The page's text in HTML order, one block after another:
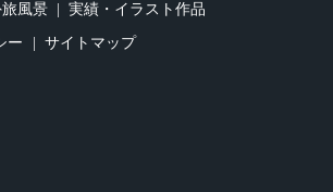
風景 実績・イラスト作品
ー サイトマップ